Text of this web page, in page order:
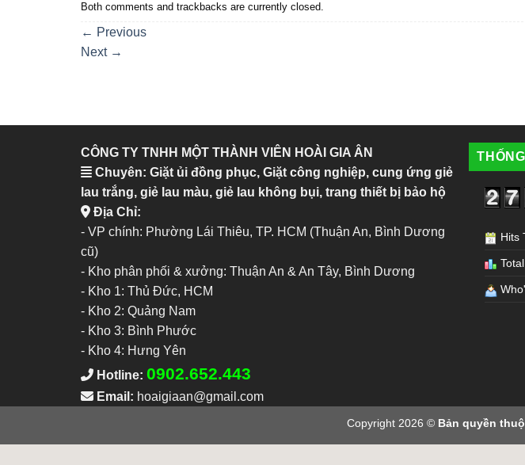
Both comments and trackbacks are currently closed.
← Previous
Next →
CÔNG TY TNHH MỘT THÀNH VIÊN HOÀI GIA ÂN
Chuyên: Giặt ủi đồng phục, Giặt công nghiệp, cung ứng giẻ
lau trắng, giẻ lau màu, giẻ lau không bụi, trang thiết bị bảo hộ
Địa Chỉ:
- VP chính: Phường Lái Thiêu, TP. HCM (Thuận An, Bình Dương
cũ)
- Kho phân phối & xưởng: Thuận An & An Tây, Bình Dương
- Kho 1: Thủ Đức, HCM
- Kho 2: Quảng Nam
- Kho 3: Bình Phước
- Kho 4: Hưng Yên
Hotline: 0902.652.443
Email: hoaigiaan@gmail.com
Hits
Copyright 2026 © Bản quyền